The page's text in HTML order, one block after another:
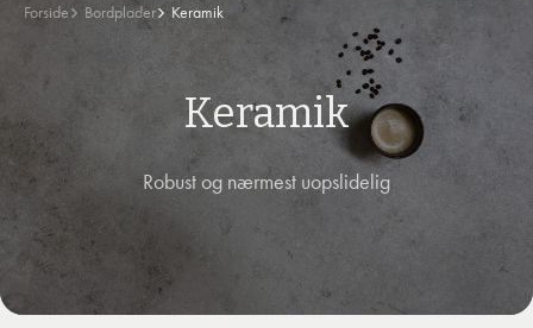
Forside Bordplader Keramik
Keramik
Robust og nærmest uopslidelig